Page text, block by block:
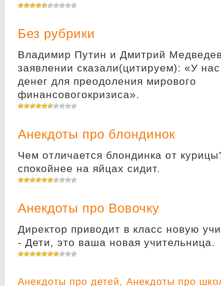
Без рубрики
Владимир Путин и Дмитрий
заявлении сказали(цитируем): «У
денег для преодоления мирового
финансовогокризиса».
Анекдоты про блондинок
Чем отличается блондинка от
спокойнее на яйцах сидит.
Анекдоты про Вовочку
Диpектоp пpиводит в класс новую
- Дети, это ваша новая учительница.
Анекдоты про детей, Анекдоты про